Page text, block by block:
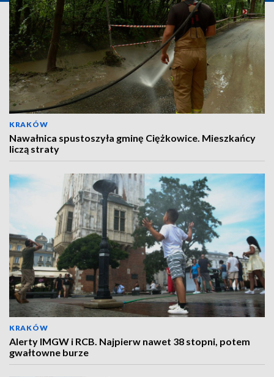
KRAKÓW
Nawałnica spustoszyła gminę Ciężkowice. Mieszkańcy
liczą straty
KRAKÓW
Alerty IMGW i RCB. Najpierw nawet 38 stopni, potem
gwałtowne burze